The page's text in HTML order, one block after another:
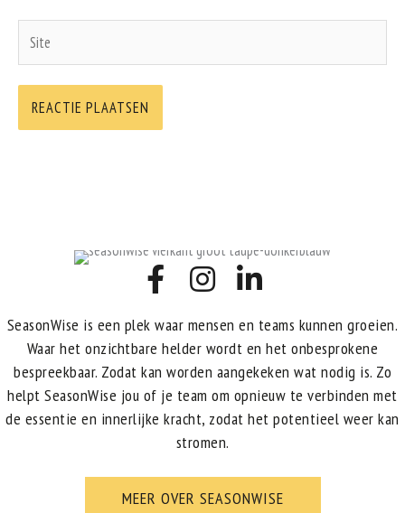
SeasonWise is een plek waar mensen en teams kunnen groeien.
Waar het onzichtbare helder wordt en het onbesprokene
bespreekbaar. Zodat kan worden aangekeken wat nodig is. Zo
helpt SeasonWise jou of je team om opnieuw te verbinden met
de essentie en innerlijke kracht, zodat het potentieel weer kan
stromen.
MEER OVER SEASONWISE